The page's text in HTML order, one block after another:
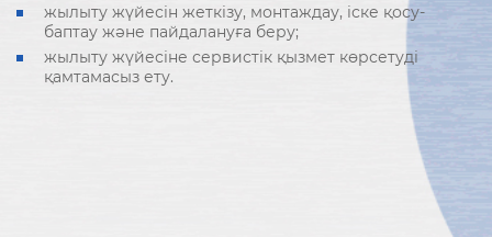
жылыту жүйесін жеткізу, монтаждау, іске қосу-
баптау және пайдалануға беру;
жылыту жүйесіне сервистік қызмет көрсетуді
қамтамасыз ету.